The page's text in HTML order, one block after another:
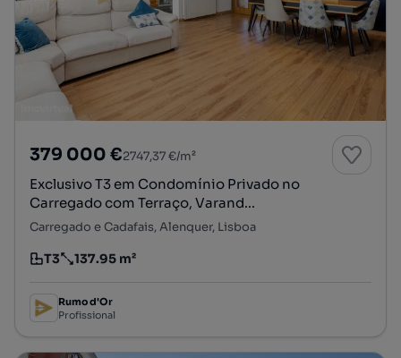
379 000 €2747,37 €/m²
Exclusivo T3 em Condomínio Privado no
Carregado com Terraço, Varand...
Carregado e Cadafais, Alenquer, Lisboa
Tipologia
T3
Preço por metro quadrado
137.95 m²
Rumo d'Or
Profissional